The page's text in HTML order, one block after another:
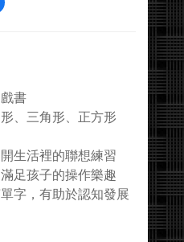
書
、三角形、正方形
活裡的聯想練習
孩子的操作樂趣
，有助於認知發展